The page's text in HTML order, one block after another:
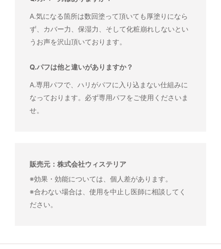
A.気になる箇所は数回塗って頂いても厚塗りになら
ず、カバー力、保湿力、そして化粧崩れしないとい
うお声を沢山頂いております。
Q.パフは他と違いがありますか？
A.専用パフで、ハリがパフに入り込まない仕組みに
なっております。必ず専用パフをご使用くださいま
せ。
販売元：株式会社ウィステリア
※効果・効能については、個人差があります。
※合わない場合は、使用を中止し医師に相談してく
ださい。